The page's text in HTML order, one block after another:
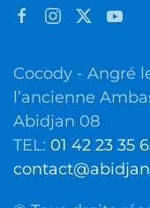
Cocody - Angré
l’ancienne
Abidjan 08
TEL: 01 42 23 35